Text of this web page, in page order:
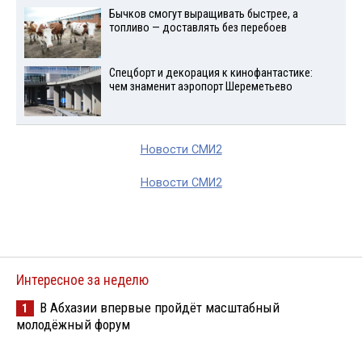
Бычков смогут выращивать быстрее, а
топливо — доставлять без перебоев
Спецборт и декорация к кинофантастике:
чем знаменит аэропорт Шереметьево
Новости СМИ2
Новости СМИ2
Интересное за неделю
1
В Абхазии впервые пройдёт масштабный
молодёжный форум